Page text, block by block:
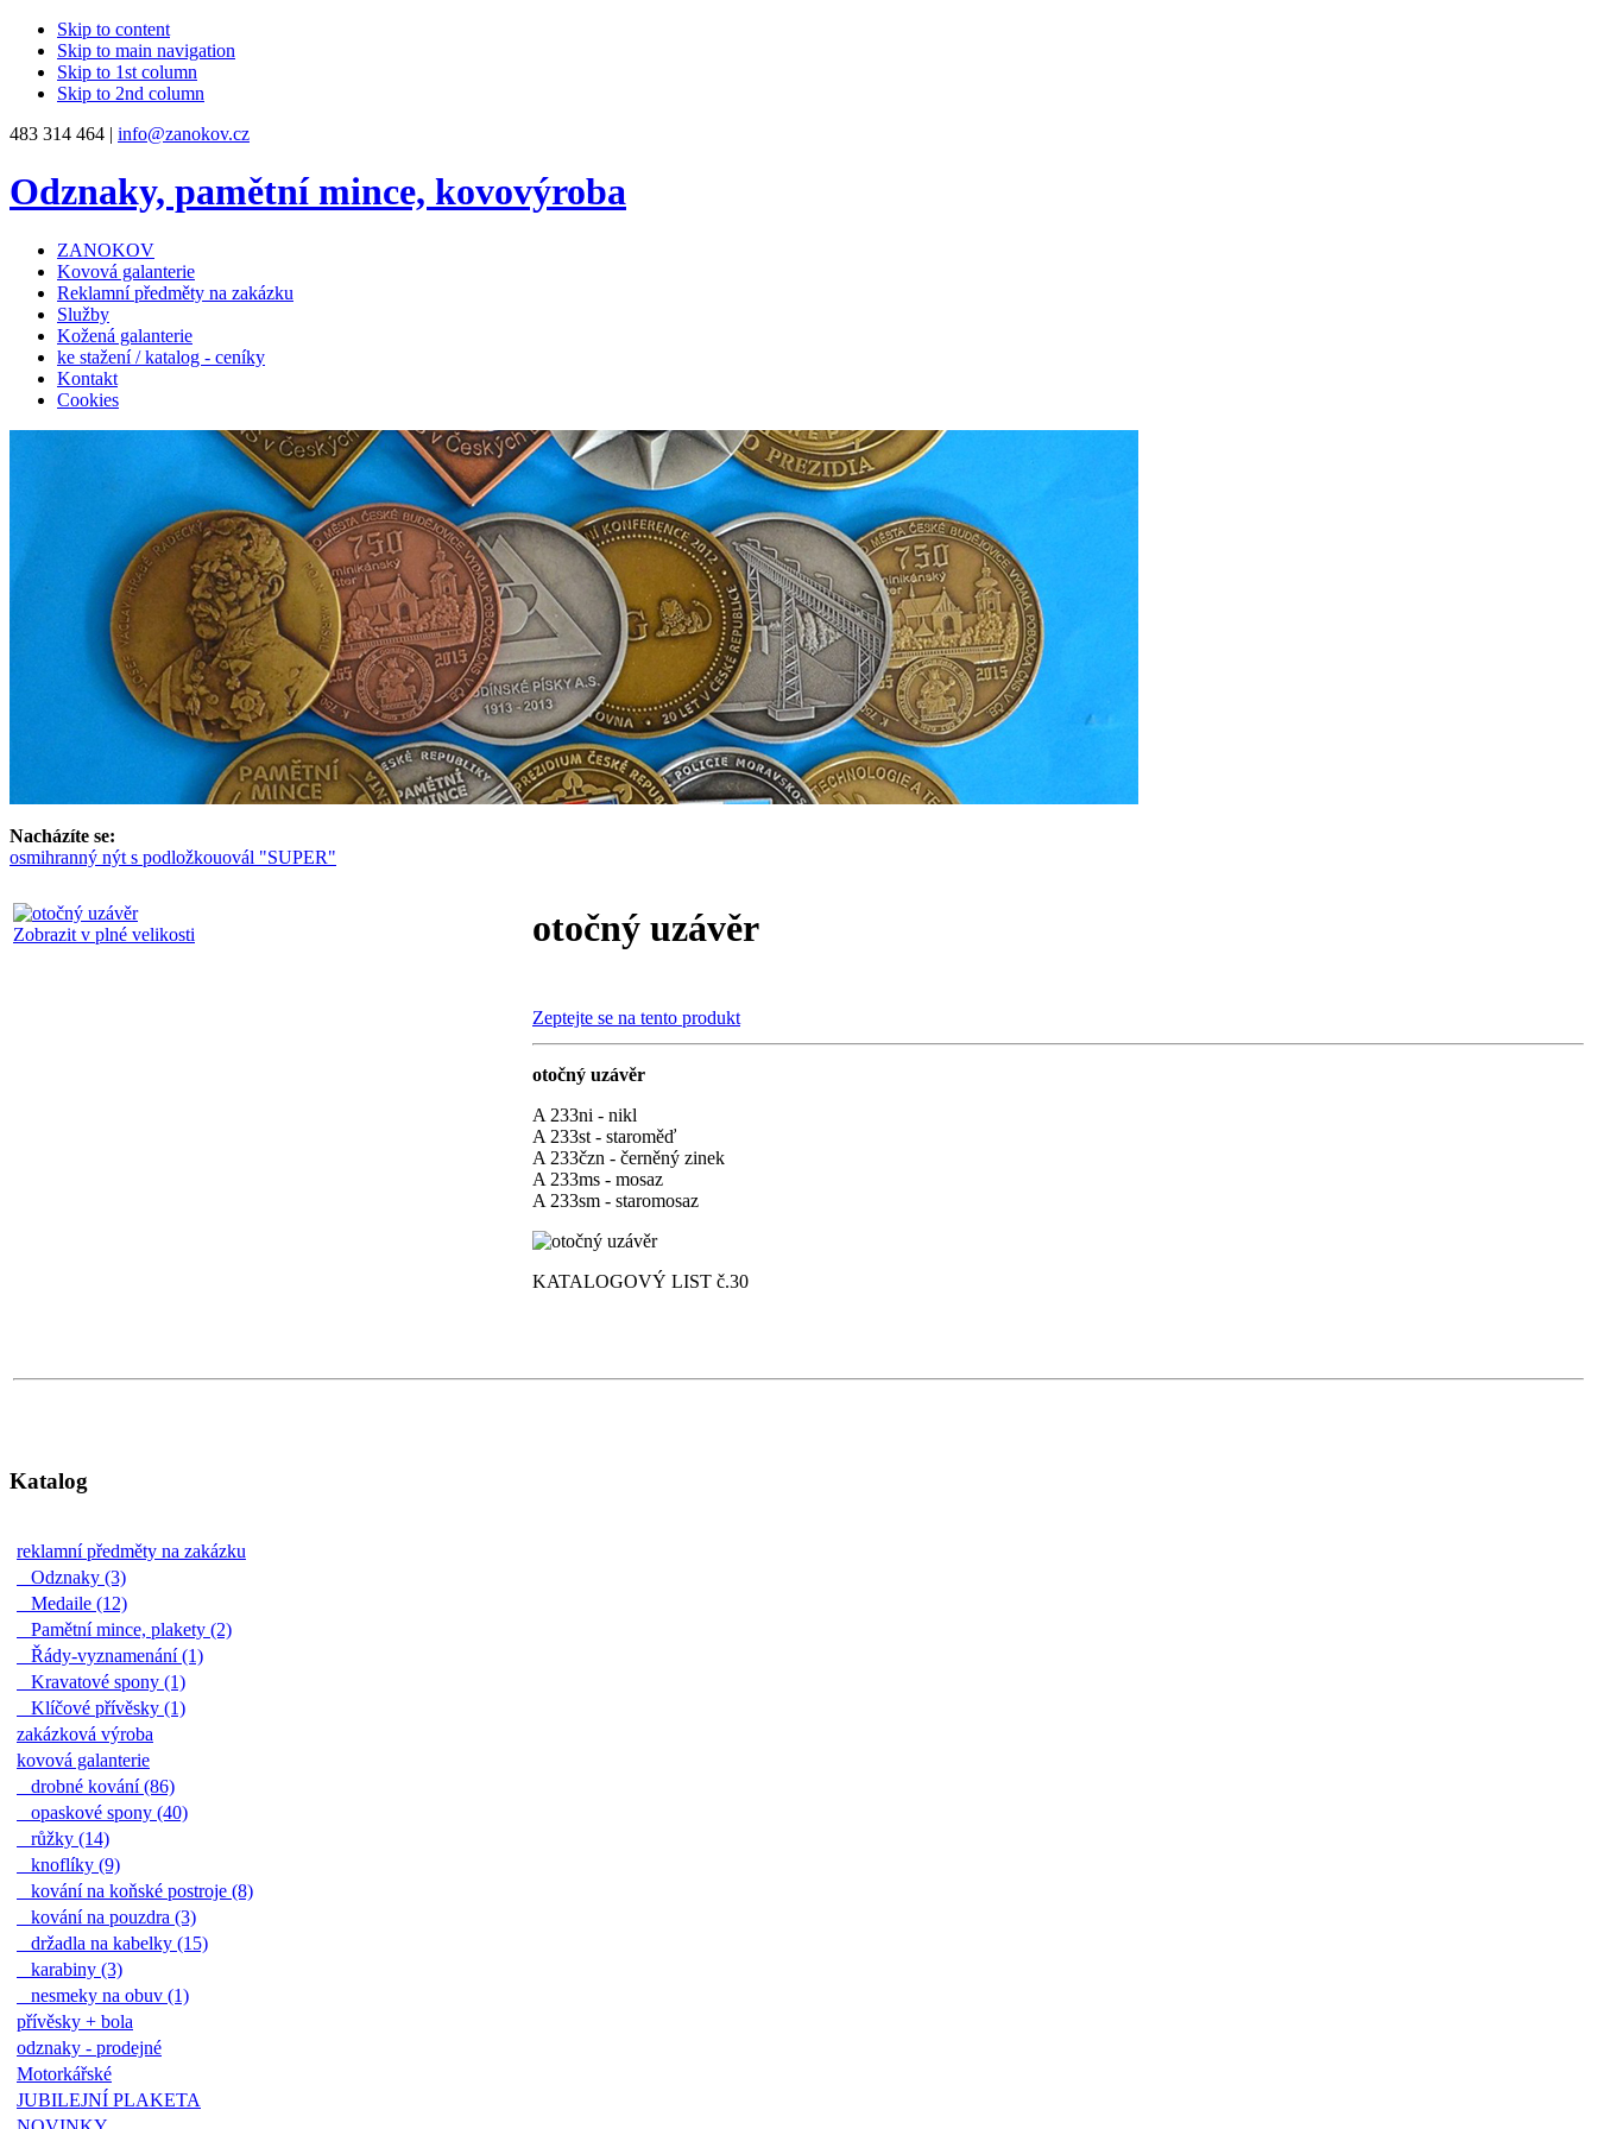
Skip to content
Skip to main navigation
Skip to 1st column
Skip to 2nd column
483 314 464 | info@zanokov.cz
Odznaky, pamětní mince, kovovýroba
ZANOKOV
Kovová galanterie
Reklamní předměty na zakázku
Služby
Kožená galanterie
ke stažení / katalog - ceníky
Kontakt
Cookies
Nacházíte se:
osmihranný nýt s podložkouovál "SUPER"
Zobrazit v plné velikosti otočný uzávěr
Zeptejte se na tento produkt
otočný uzávěr
A 233ni - nikl
A 233st - staroměď
A 233čzn - černěný zinek
A 233ms - mosaz
A 233sm - staromosaz
KATALOGOVÝ LIST č.30
Katalog
reklamní předměty na zakázku
Odznaky (3)
Medaile (12)
Pamětní mince, plakety (2)
Řády-vyznamenání (1)
Kravatové spony (1)
Klíčové přívěsky (1)
zakázková výroba
kovová galanterie
drobné kování (86)
opaskové spony (40)
růžky (14)
knoflíky (9)
kování na koňské postroje (8)
kování na pouzdra (3)
držadla na kabelky (15)
karabiny (3)
nesmeky na obuv (1)
přívěsky + bola
odznaky - prodejné
Motorkářské
JUBILEJNÍ PLAKETA